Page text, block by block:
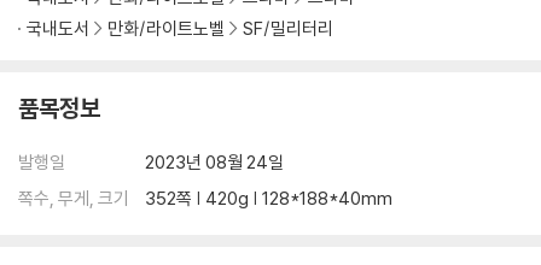
국내도서
만화/라이트노벨 SF/밀리터리
품목정보
발행일
2023년 08월 24일
쪽수, 무게, 크기
352쪽 | 420g | 128*188*40mm